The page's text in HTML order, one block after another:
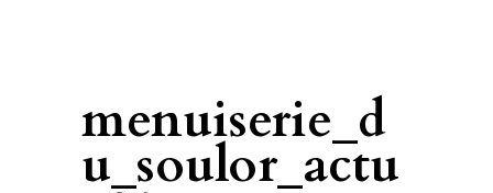
menuiserie_d
u_soulor_actu